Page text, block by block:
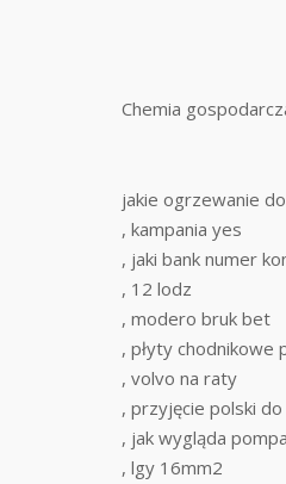
Chemia
jakie ogrzewanie
, kampania yes
, jaki bank numer
, 12 lodz
, modero bruk bet
, płyty chodnikowe
, volvo na raty
, przyjęcie polski do
, jak wygląda
, lgy 16mm2